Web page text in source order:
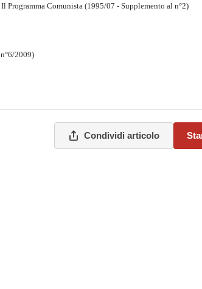
Il Programma Comunista (1995/07 - Supplemento al n°2)
, n°6/2009)
Condividi articolo